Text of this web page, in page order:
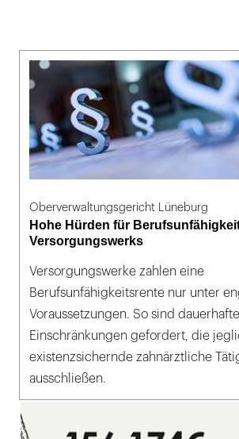
Oberverwaltungsgericht Lüneburg
Hohe Hürden für
Versorgungswerks
Versorgungswerke zahlen eine
Berufsunfähigkeitsrente nur unter
Voraussetzungen. So sind dauerhafte
Einschränkungen gefordert, die
existenzsichernde zahnärztliche
ausschließen.